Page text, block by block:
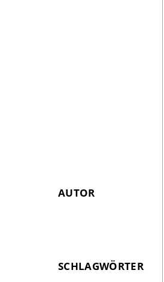
Überschrift
AUTOR
SCHLAGWÖRTER